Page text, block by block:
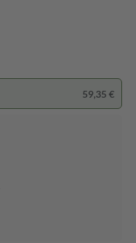
59,35 €